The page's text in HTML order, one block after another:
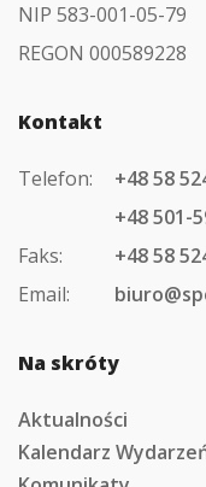
NIP 583-001-05-79
REGON 000589228
Kontakt
Telefon:
+48 58
+48 501-
Faks:
+48 58
Email:
Na skróty
Aktualności
Kalendarz